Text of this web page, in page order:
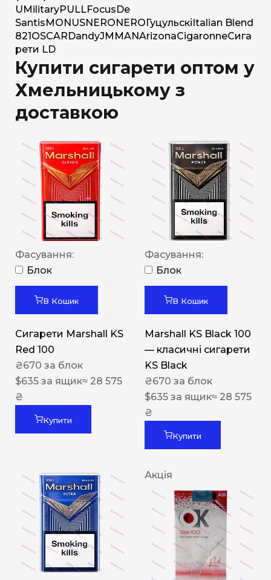
U MilitaryPULLFocus De
Santis MONUSNERO NERO Гуцульскі Italian Blend
821 OSCAR DandyJM MANArizonaCigaronneСига
рети LD
Купити сигарети оптом у
Хмельницькому з
доставкою
Фасування:
Блок
В Кошик
Сигарети Marshall KS
Red 100
₴670 за блок
$635 за ящик≈ 28 575
₴
Купити
Фасування:
Блок
В Кошик
Marshall KS Black 100
— класичні сигарети
KS Black
₴670 за блок
$635 за ящик≈ 28 575
₴
Купити
Акція